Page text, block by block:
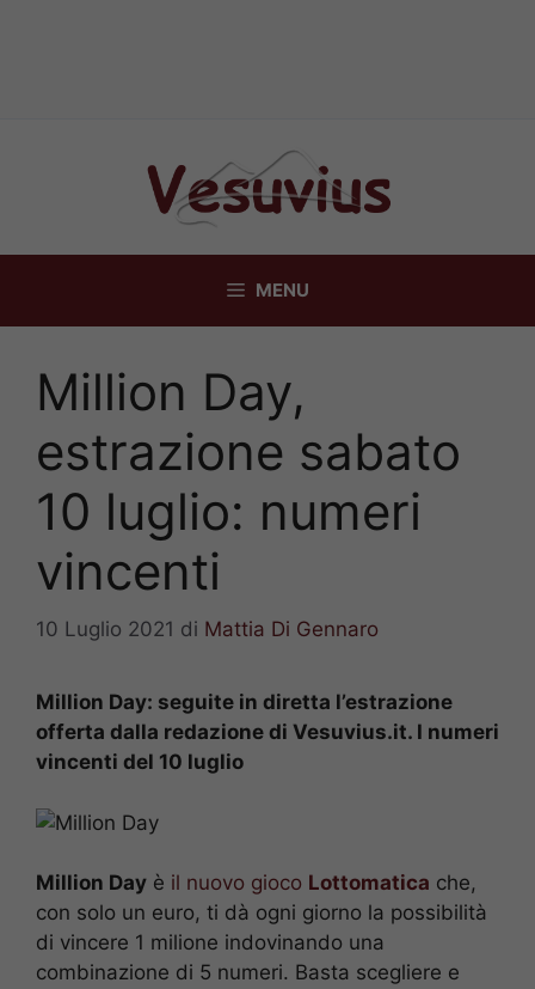
MENU
Million Day,
estrazione sabato
10 luglio: numeri
vincenti
10 Luglio 2021 di Mattia Di Gennaro
Million Day: seguite in diretta l’estrazione
offerta dalla redazione di Vesuvius.it. I numeri
vincenti del 10 luglio
Million Day è il nuovo gioco Lottomatica che,
con solo un euro, ti dà ogni giorno la possibilità
di vincere 1 milione indovinando una
combinazione di 5 numeri. Basta scegliere e